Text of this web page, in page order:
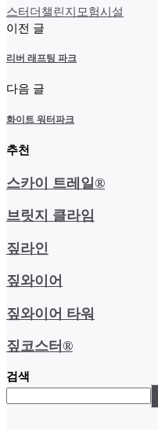
스터 더챌린지 모험시설
이전 글
리버 래프팅 파크
다음 글
화이트 워터파크
추천
스카이 트레일®
브릿지 클라임
짚라인
짚와이어
짚와이어 타워
짚코스터®
검색